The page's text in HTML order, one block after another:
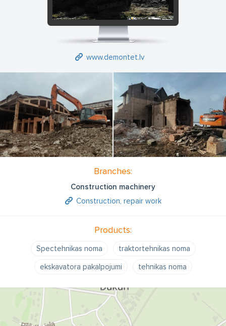
www.demontet.lv
Branches:
Construction machinery
Construction, repair work
Products:
Spectehnikas noma
traktortehnikas noma
ekskavatora pakalpojumi
tehnikas noma